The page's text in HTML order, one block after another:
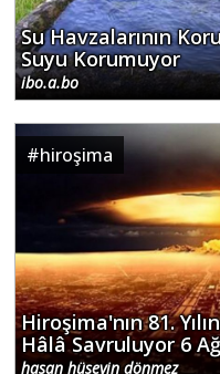
Su Havzalarının
Suyu Korumuyor
ibo.a.bo
#hiroşima
Hiroşima'nın 81.
Hâlâ Savruluyor 6
hasan hüseyin dönmez